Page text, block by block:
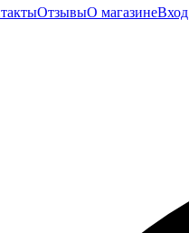
ОтзывыО магазинеВход